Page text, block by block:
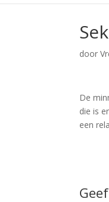
door
De
die is
een